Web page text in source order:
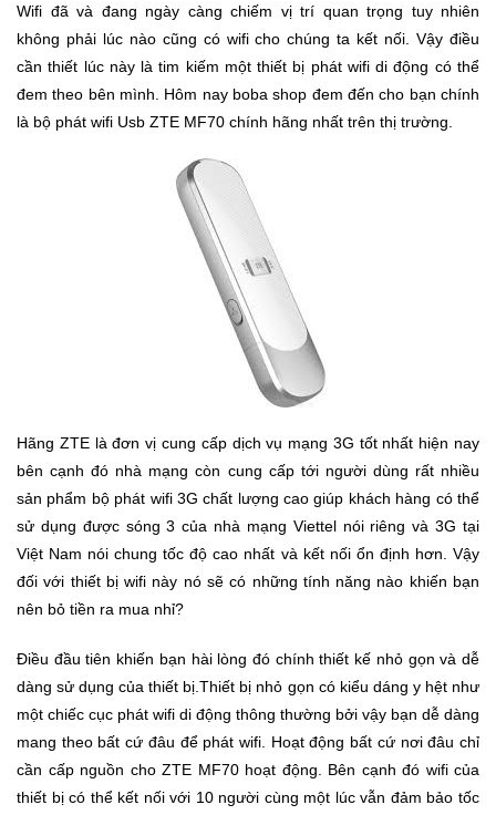
Phụ
Kiện
Công
Nghệ
Máy
Máy
bay
flycam
Chơi
Trẻ
Em
Đồng
Hồ
Wifi đã và đang ngày càng chiếm vị trí quan trọng tuy nhiên
không phải lúc nào cũng có wifi cho chúng ta kết nối. Vậy điều
cần thiết lúc này là tim kiếm một thiết bị phát wifi di động có thể
đem theo bên mình. Hôm nay boba shop đem đến cho bạn chính
là bộ phát wifi Usb ZTE MF70 chính hãng nhất trên thị trường.
Hãng ZTE là đơn vị cung cấp dịch vụ mạng 3G tốt nhất hiện nay
bên cạnh đó nhà mạng còn cung cấp tới người dùng rất nhiều
sản phẩm bộ phát wifi 3G chất lượng cao giúp khách hàng có thể
sử dụng được sóng 3 của nhà mạng Viettel nói riêng và 3G tại
Việt Nam nói chung tốc độ cao nhất và kết nối ổn định hơn. Vậy
đối với thiết bị wifi này nó sẽ có những tính năng nào khiến bạn
nên bỏ tiền ra mua nhỉ?
Điều đầu tiên khiến bạn hài lòng đó chính thiết kế nhỏ gọn và dễ
dàng sử dụng của thiết bị.Thiết bị nhỏ gọn có kiểu dáng y hệt như
một chiếc cục phát wifi di động thông thường bởi vậy bạn dễ dàng
mang theo bất cứ đâu để phát wifi. Hoạt động bất cứ nơi đâu chỉ
cần cấp nguồn cho ZTE MF70 hoạt động. Bên cạnh đó wifi của
thiết bị có thể kết nối với 10 người cùng một lúc vẫn đảm bảo tốc